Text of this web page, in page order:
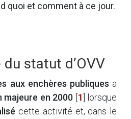
quoi et comment à ce jour.
statut d’OVV
aux enchères publiques a
majeure en 2000 1
lorsque
cette activité et, dans le